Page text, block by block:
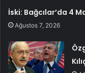
İski: Bağcılar’da 4
Ağustos 7, 2026